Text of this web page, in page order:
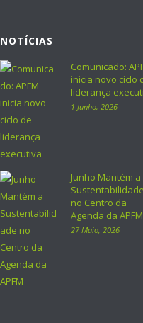
NOTÍCIAS
Comunicado:
inicia novo ciclo
liderança
1 Junho, 2026
Junho Mantém a
no Centro da
Agenda da APFM
27 Maio, 2026